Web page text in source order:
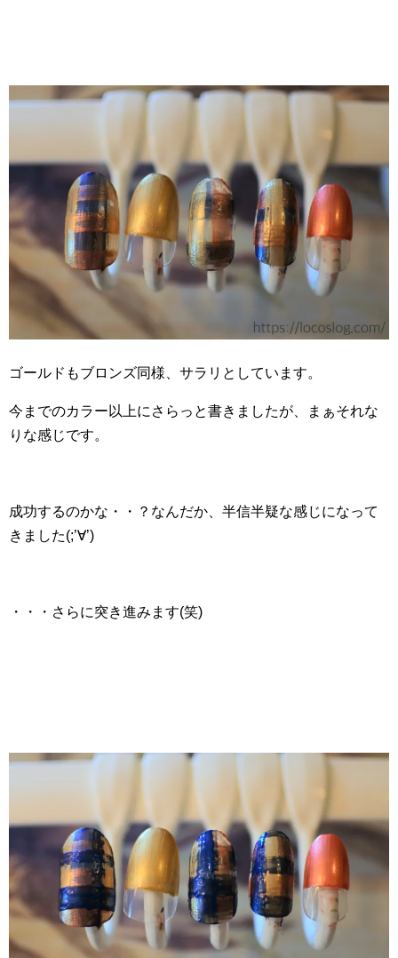
ゴールドもブロンズ同様、サラリとしています。
今までのカラー以上にさらっと書きましたが、まぁそれな
りな感じです。
成功するのかな・・？なんだか、半信半疑な感じになって
きました(;’∀’)
・・・さらに突き進みます(笑)